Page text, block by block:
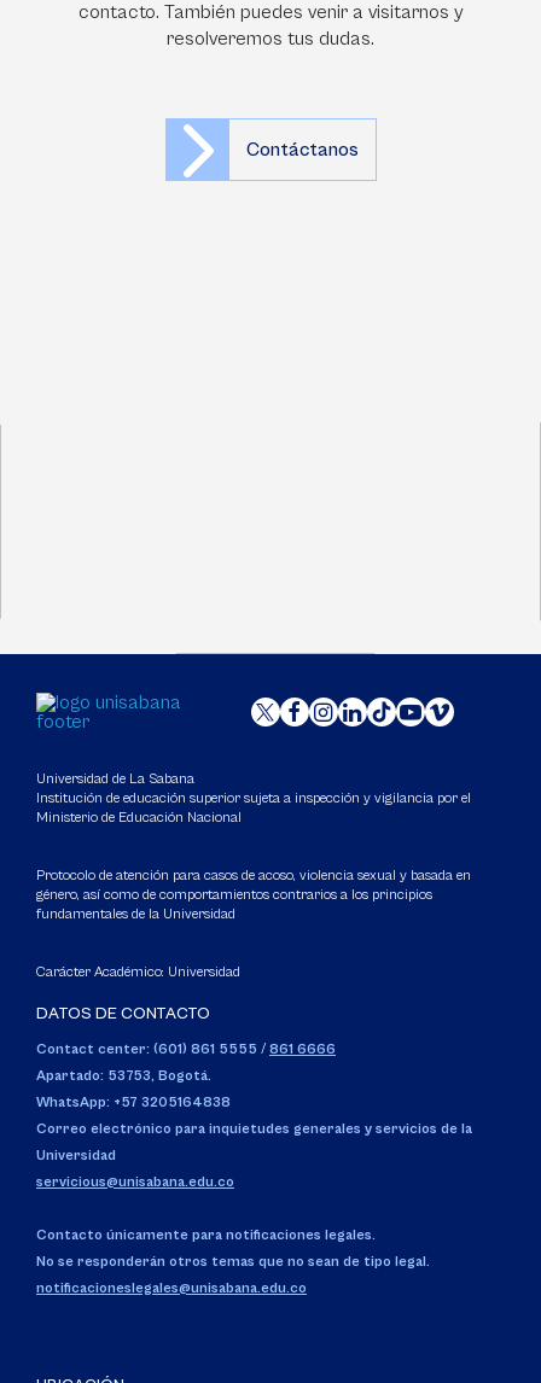
contacto. También puedes venir a visitarnos y
resolveremos tus dudas.
Contáctanos
Universidad de La Sabana
Institución de educación superior sujeta a inspección y vigilancia por el
Ministerio de Educación Nacional
Protocolo de atención para casos de acoso, violencia sexual y basada en
género, así como de comportamientos contrarios a los principios
fundamentales de la Universidad
Carácter Académico: Universidad
DATOS DE CONTACTO
Contact center: (601) 861 5555 / 861 6666
Apartado: 53753, Bogotá.
WhatsApp: +57 3205164838
Correo electrónico para inquietudes generales y servicios de la
Universidad
servicious@unisabana.edu.co
Contacto únicamente para notificaciones legales.
No se responderán otros temas que no sean de tipo legal.
notificacioneslegales@unisabana.edu.co